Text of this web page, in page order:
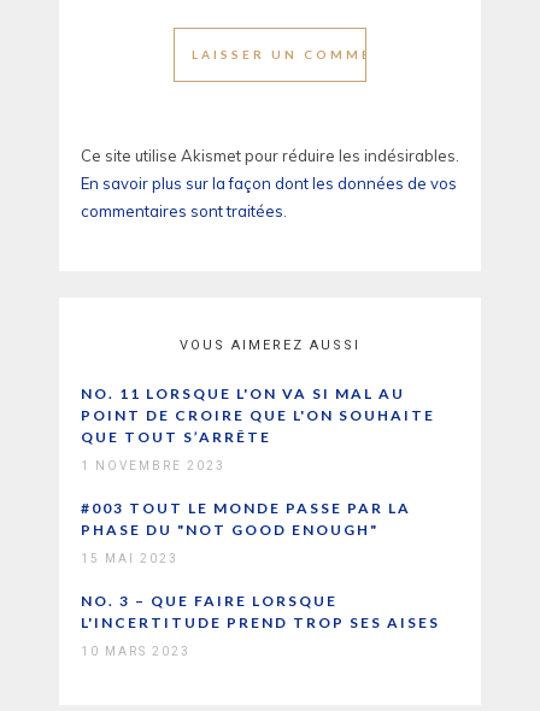
Ce site utilise Akismet pour réduire les indésirables.
En savoir plus sur la façon dont les données de vos
commentaires sont traitées.
VOUS AIMEREZ AUSSI
NO. 11 LORSQUE L'ON VA SI MAL AU
POINT DE CROIRE QUE L'ON SOUHAITE
QUE TOUT S’ARRÊTE
1 NOVEMBRE 2023
#003 TOUT LE MONDE PASSE PAR LA
PHASE DU "NOT GOOD ENOUGH"
15 MAI 2023
NO. 3 – QUE FAIRE LORSQUE
L'INCERTITUDE PREND TROP SES AISES
10 MARS 2023